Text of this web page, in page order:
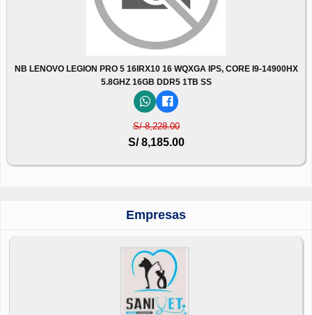
NB LENOVO LEGION PRO 5 16IRX10 16 WQXGA IPS, CORE I9-14900HX
5.8GHZ 16GB DDR5 1TB SS
S/ 8,228.00
S/ 8,185.00
Empresas